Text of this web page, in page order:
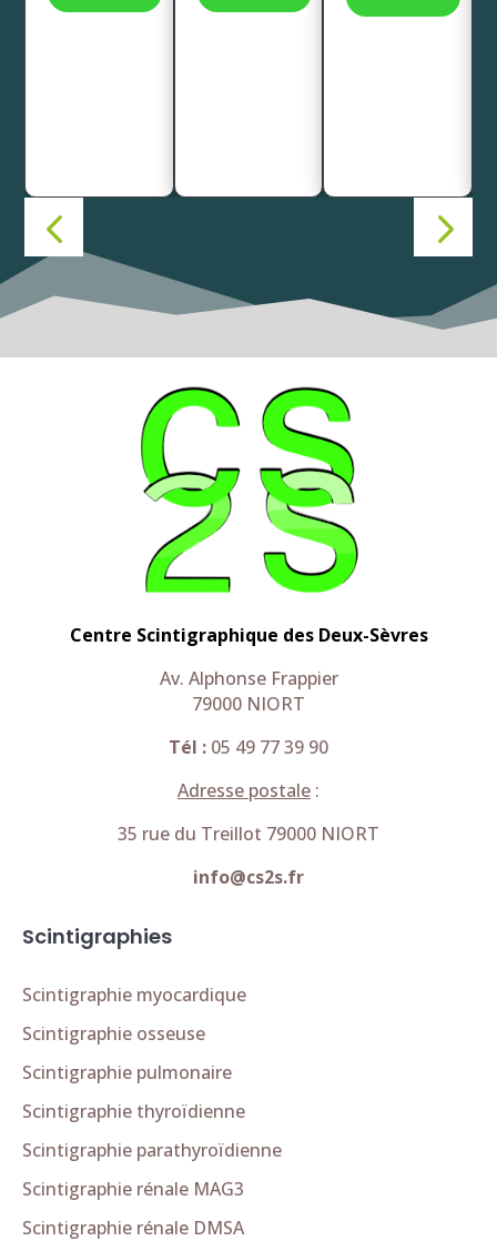
Centre Scintigraphique des Deux-Sèvres
Av. Alphonse Frappier
79000 NIORT
Tél : 05 49 77 39 90
Adresse postale :
35 rue du Treillot 79000 NIORT
info@cs2s.fr
Scintigraphies
Scintigraphie myocardique
Scintigraphie osseuse
Scintigraphie pulmonaire
Scintigraphie thyroïdienne
Scintigraphie parathyroïdienne
Scintigraphie rénale MAG3
Scintigraphie rénale DMSA